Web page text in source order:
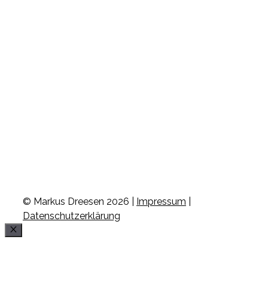
© Markus Dreesen 2026 | Impressum
Datenschutzerklärung
Schließen